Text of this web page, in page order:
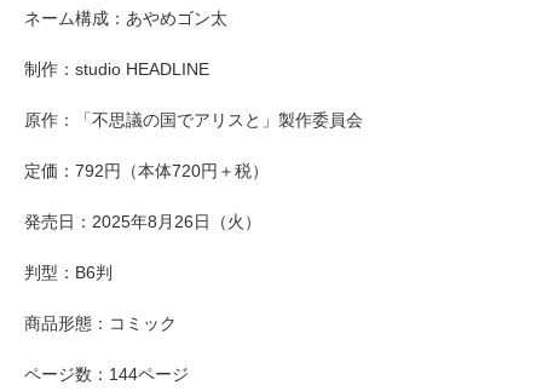
ネーム構成：あやめゴン太
制作：studio HEADLINE
原作：「不思議の国でアリスと」製作委員会
定価：792円（本体720円＋税）
発売日：2025年8月26日（火）
判型：B6判
商品形態：コミック
ページ数：144ページ